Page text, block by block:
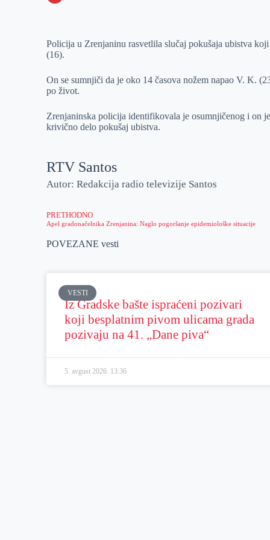
e
r
I
n
s
A
p
p
a
i
l
Policija u Zrenjaninu rasvetlila slučaj pokušaja ubistva
(16).
On se sumnjiči da je oko 14 časova nožem napao V. K.
po život.
Zrenjaninska policija identifikovala je osumnjičenog i on
krivično delo pokušaj ubistva.
RTV Santos
Autor: Redakcija radio televizije Santos
PRETHODNO
Apel gradonačelnika Zrenjanina: Naglo pogoršanje epidemiološke situacije
POVEZANE vesti
VESTI
Iz Gradske bašte ispraćeni pozivari
koji besplatnim pivom ulicama grada
pozivaju na 41. „Dane piva“
5. avgust 2026. 13:36